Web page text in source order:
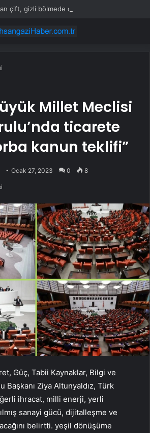
Millet Meclisi
ticarete
kanun teklifi”
Ocak 27, 2023 0 8
Güç, Tabii Kaynaklar, Bilgi ve
Başkanı Ziya Altunyaldız, Türk
ihracat, milli enerji, yerli
sanayi gücü, dijitalleşme ve
belirtti. yeşil dönüşüme